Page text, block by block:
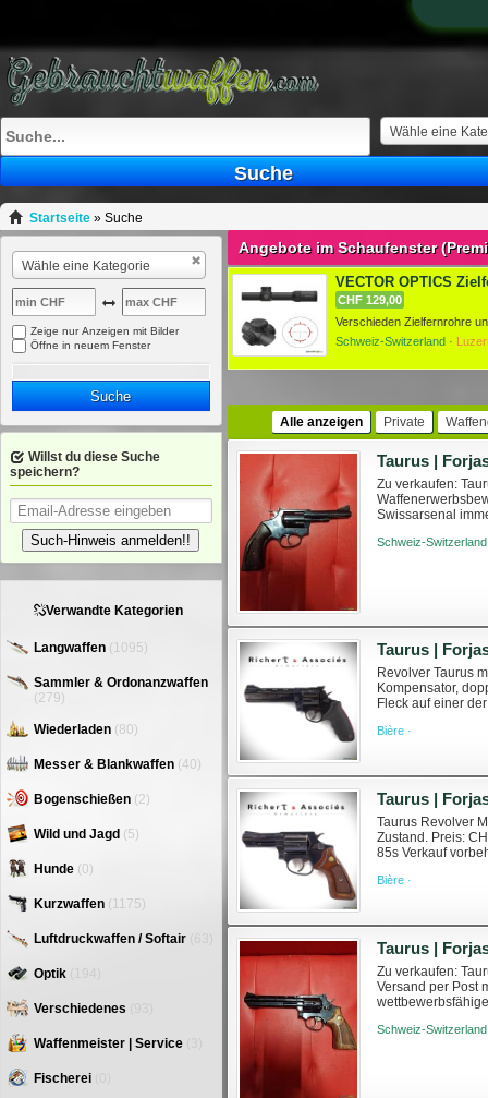
Wähle eine
Suche
Startseite» Suche
Angebote im Schaufenster
VECTOR OPTICS
CHF 129,00
Schweiz-Switzerland ·
Alle anzeigen Private
Taurus |
Zu verkaufen:
Swissarsenal
Schweiz-
Taurus |
Revolver Taurus
Kompensator,
Fleck auf einer
Bière ·
Taurus |
Taurus Revolver
Zustand. Preis:
85s Verkauf
Bière ·
Zu verkaufen:
Versand per Post
Schweiz-
Wähle eine Kategorie
Zeige nur Anzeigen mit Bilder
Öffne in neuem Fenster
Suche
Willst du diese Suche
speichern?
Such-Hinweis anmelden!!
Verwandte Kategorien
Langwaffen (1095)
Sammler & Ordonanzwaffen
(279)
Wiederladen (80)
Messer & Blankwaffen (40)
Bogenschießen (2)
Wild und Jagd (5)
Hunde (0)
Kurzwaffen (1175)
Luftdruckwaffen / Softair
Optik
Verschiedenes
Waffenmeister | Service
Fischerei